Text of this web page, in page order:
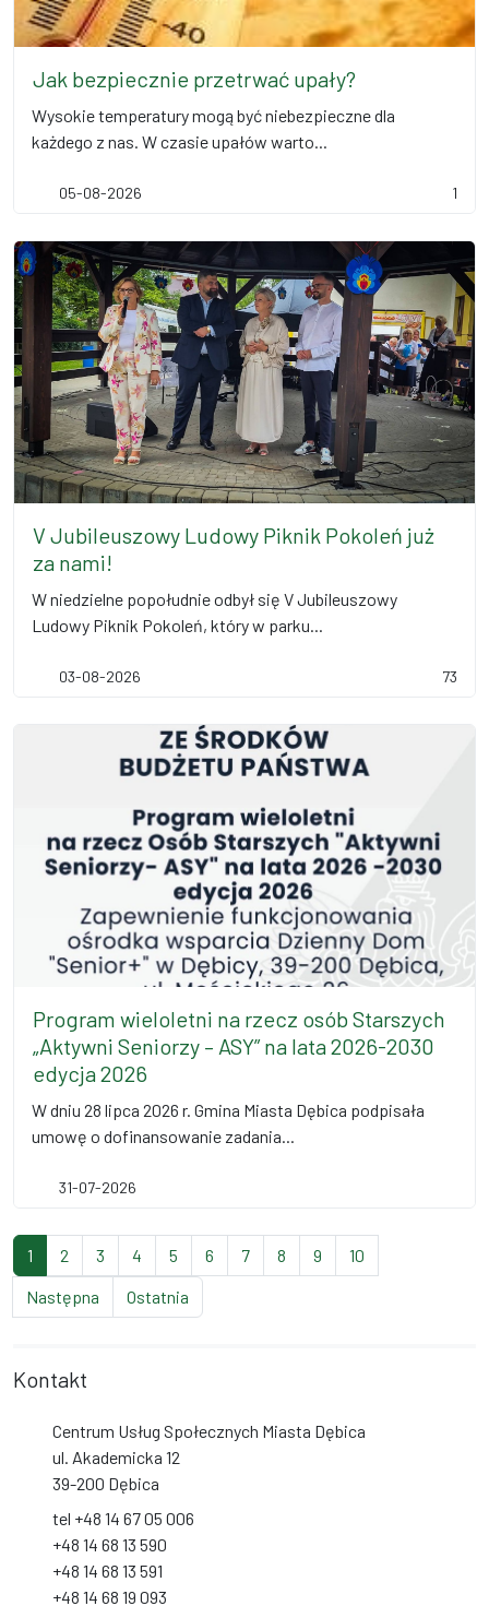
Jak bezpiecznie przetrwać upały?
Wysokie temperatury mogą być niebezpieczne dla
każdego z nas. W czasie upałów warto...
05-08-2026 1
V Jubileuszowy Ludowy Piknik Pokoleń już
za nami!
W niedzielne popołudnie odbył się V Jubileuszowy
Ludowy Piknik Pokoleń, który w parku...
03-08-2026 73
Program wieloletni na rzecz osób Starszych
„Aktywni Seniorzy – ASY” na lata 2026-2030
edycja 2026
W dniu 28 lipca 2026 r. Gmina Miasta Dębica podpisała
umowę o dofinansowanie zadania...
31-07-2026
1 (bieżąca strona)
2 strona
3 strona
4 strona
5 strona
6 strona
7strona
8 strona
9 strona
10
Następna stronaOstatnia
Kontakt
Centrum Usług Społecznych Miasta Dębica
ul. Akademicka 12
39-200 Dębica
tel +48 14 67 05 006
+48 14 68 13 590
+48 14 68 13 591
+48 14 68 19 093